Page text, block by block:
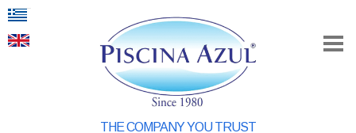
THE COMPANY YOU TRUST